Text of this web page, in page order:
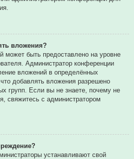
вложения?
может быть предоставлено на уровне
Администратор конференции
вложений в определённых
добавлять вложения разрешено
групп. Если вы не знаете, почему не
свяжитесь с администратором
устанавливают свой